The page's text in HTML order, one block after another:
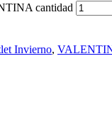
cantidad
Invierno,